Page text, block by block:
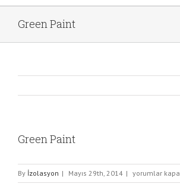
Green Paint
Green Paint
By İzolasyon | Mayıs 29th, 2014 | Green
Paint
yorumlar